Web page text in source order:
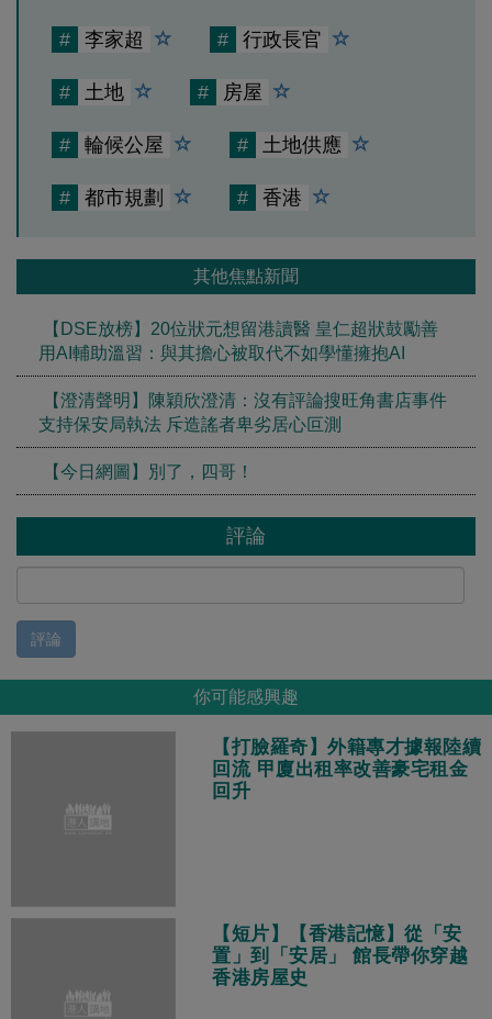
# 李家超 # 行政長官
# 土地 # 房屋
# 輪候公屋 # 土地供應
# 都市規劃 # 香港
其他焦點新聞
【DSE放榜】20位狀元想留港讀醫 皇仁超狀鼓勵善
用AI輔助溫習：與其擔心被取代不如學懂擁抱AI
【澄清聲明】陳穎欣澄清：沒有評論搜旺角書店事件
支持保安局執法 斥造謠者卑劣居心叵測
【今日網圖】別了，四哥！
評論
評論
你可能感興趣
【打臉羅奇】外籍專才據報陸續
回流 甲廈出租率改善豪宅租金
回升
【短片】【香港記憶】從「安
置」到「安居」 館長帶你穿越
香港房屋史